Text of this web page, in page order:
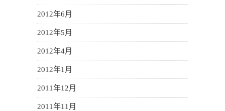
2012年6月
2012年5月
2012年4月
2012年1月
2011年12月
2011年11月